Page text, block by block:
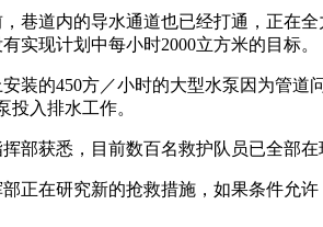
巷道内的导水通道也已经打通，正在
实现计划中每小时2000立方米的目标。
装的450方／小时的大型水泵因为管
投入排水工作。
部获悉，目前数百名救护队员已全部
正在研究新的抢救措施，如果条件允